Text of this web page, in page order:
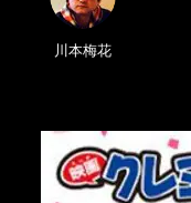
川本梅花